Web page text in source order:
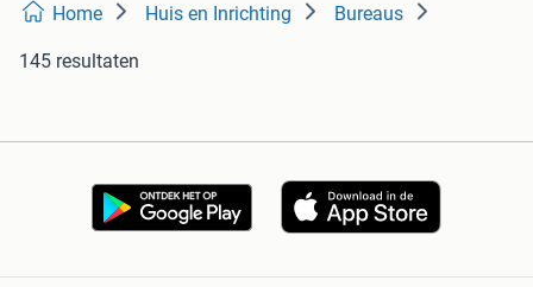
Home Huis en Inrichting Bureaus
145 resultaten